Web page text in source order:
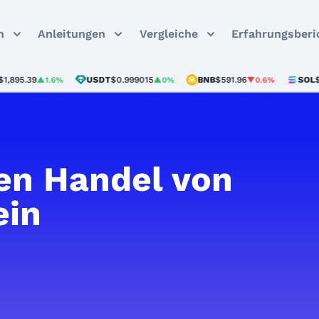
Anleitungen Vergleiche
▲1.6% USDT$0.999015▲0% BNB$591.96▼0.6% SOL$72.88
Handel von